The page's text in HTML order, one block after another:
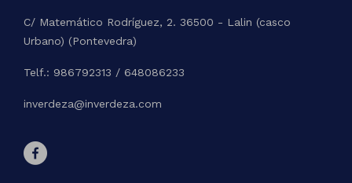
C/ Matemático Rodríguez, 2. 36500 - Lalin (casco
Urbano) (Pontevedra)
Telf.: 986792313 / 648086233
inverdeza@inverdeza.com